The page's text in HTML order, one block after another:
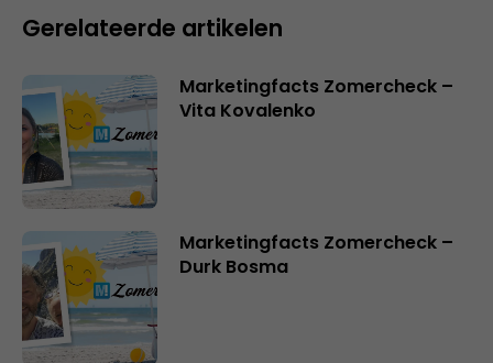
Gerelateerde artikelen
Marketingfacts Zomercheck –
Vita Kovalenko
Marketingfacts Zomercheck –
Durk Bosma